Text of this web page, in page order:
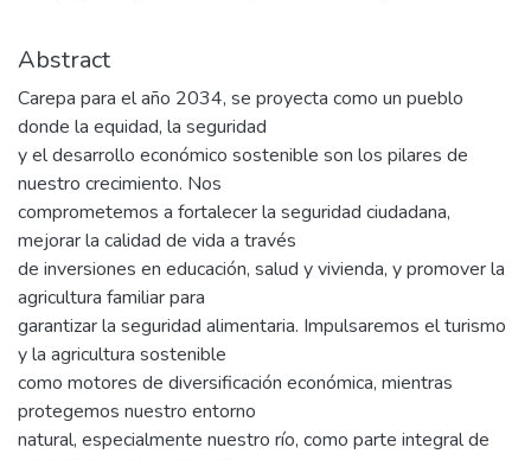
Abstract
Carepa para el año 2034, se proyecta como un pueblo
donde la equidad, la seguridad
y el desarrollo económico sostenible son los pilares de
nuestro crecimiento. Nos
comprometemos a fortalecer la seguridad ciudadana,
mejorar la calidad de vida a través
de inversiones en educación, salud y vivienda, y promover la
agricultura familiar para
garantizar la seguridad alimentaria. Impulsaremos el turismo
y la agricultura sostenible
como motores de diversificación económica, mientras
protegemos nuestro entorno
natural, especialmente nuestro río, como parte integral de